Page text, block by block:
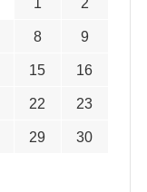
8 9
15 16
22 23
29 30